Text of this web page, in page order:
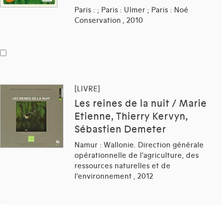
Paris : ; Paris : Ulmer ; Paris : Noé
Conservation , 2010
[LIVRE]
Les reines de la nuit / Marie
Etienne, Thierry Kervyn,
Sébastien Demeter
Namur : Wallonie. Direction générale
opérationnelle de l'agriculture, des
ressources naturelles et de
l'environnement , 2012